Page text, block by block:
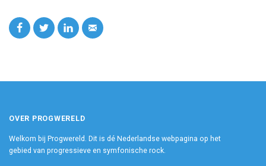
OVER PROGWERELD
Welkom bij Progwereld. Dit is dé Nederlandse webpagina op het
gebied van progressieve en symfonische rock.